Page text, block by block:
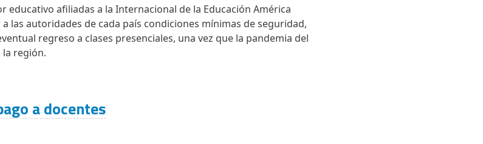
educativo afiliadas a la Internacional de la Educación América
las autoridades de cada país condiciones mínimas de seguridad,
regreso a clases presenciales, una vez que la pandemia del
la región.
a docentes